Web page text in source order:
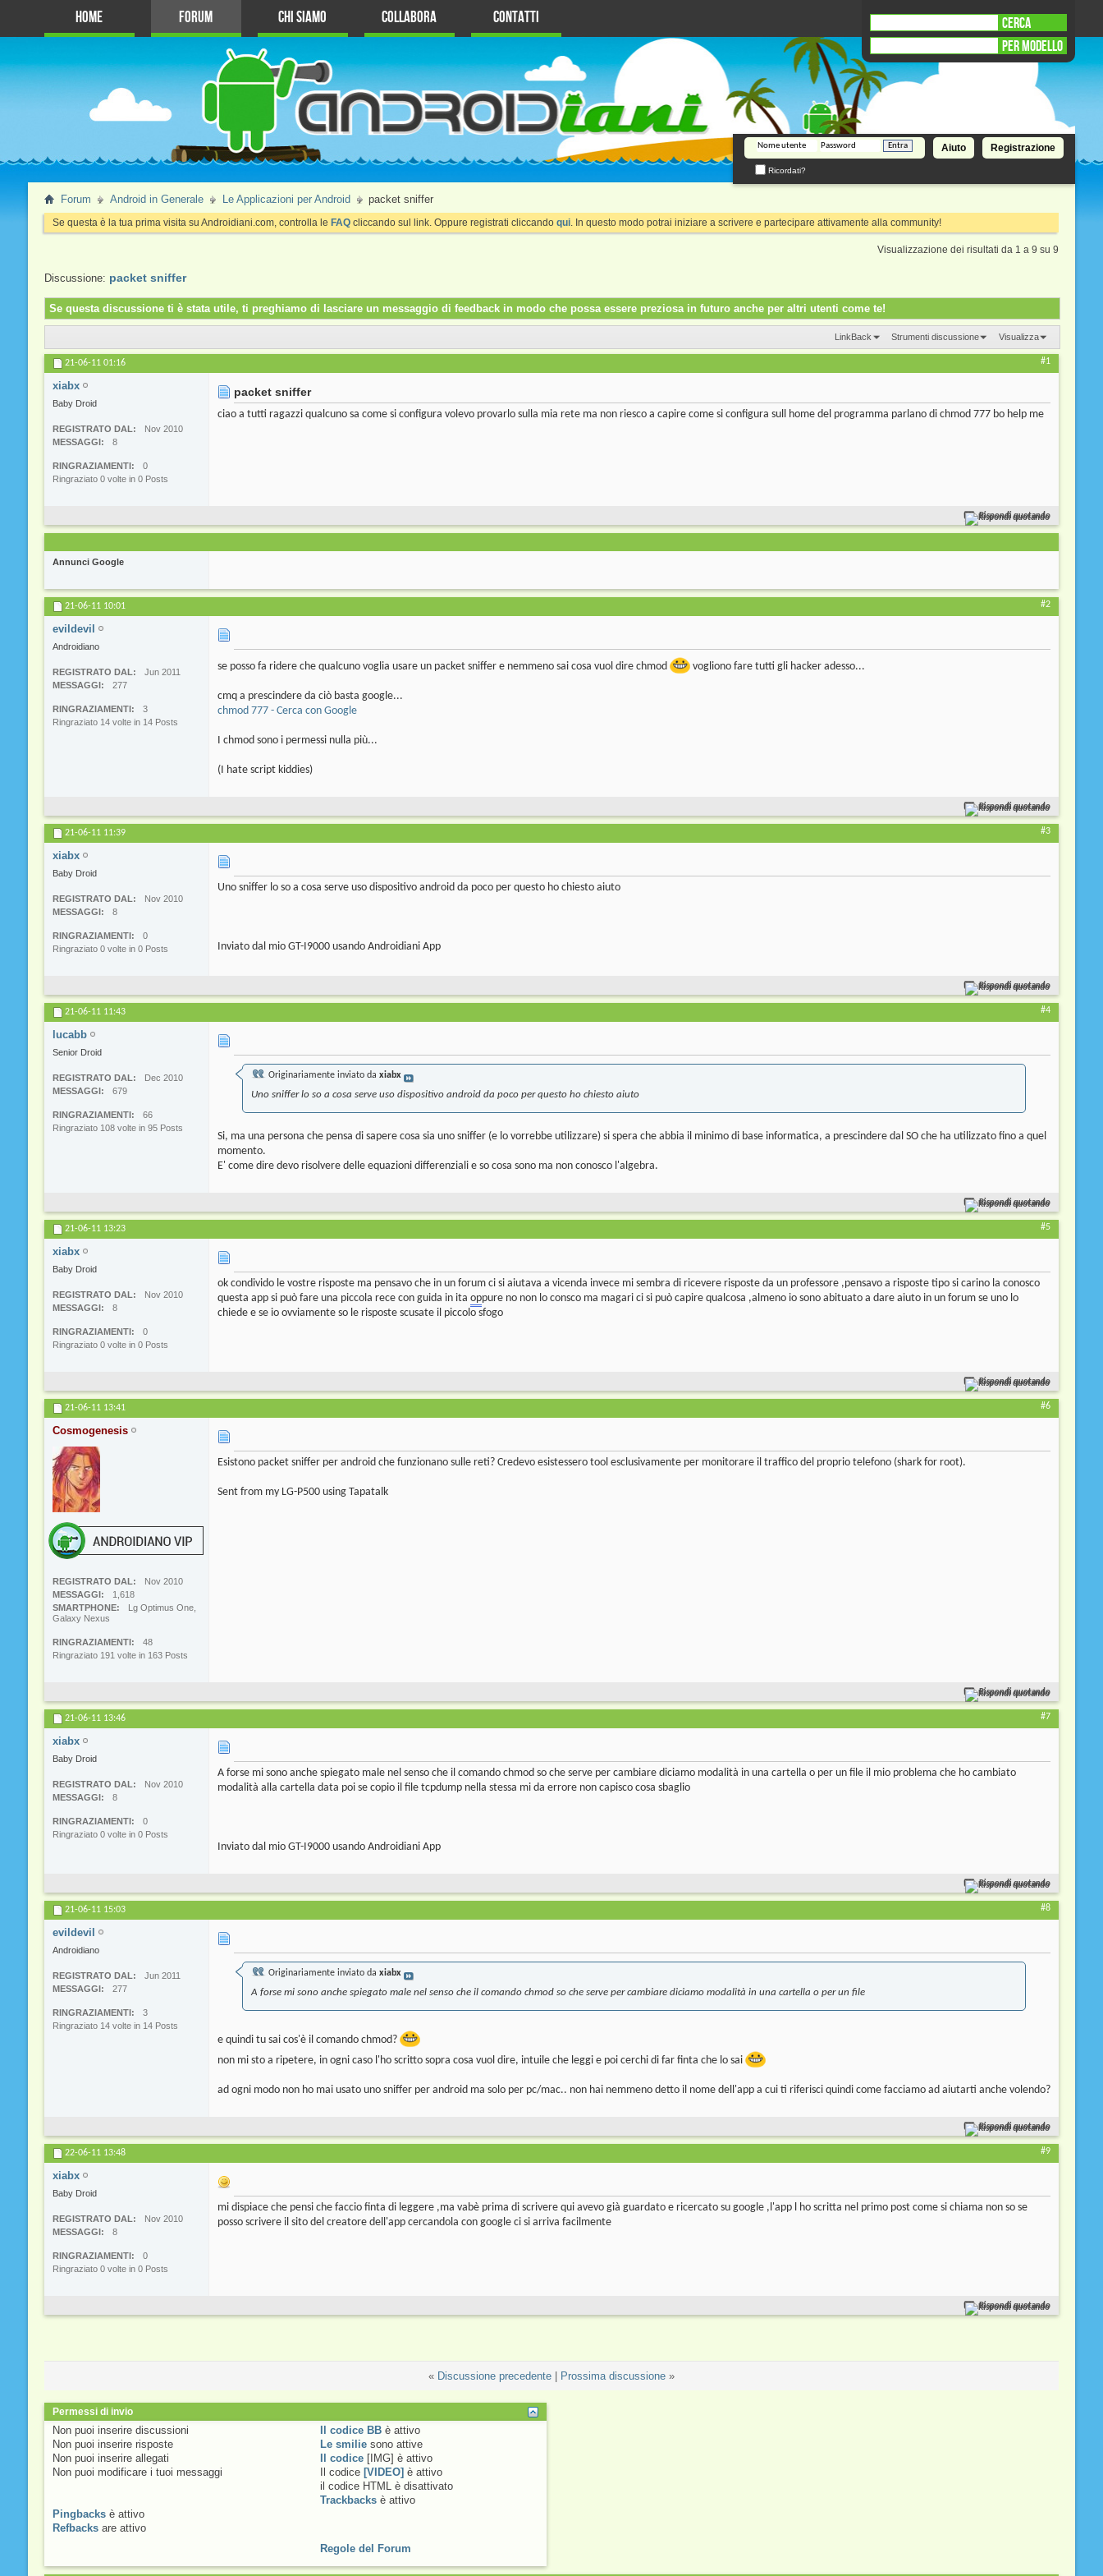
Home Forum Chi Siamo Collabora Contatti
CERCA
PER MODELLO
Registrazione
Aiuto
Ricordati?
Forum Android in Generale Le Applicazioni per Android packet sniffer
Se questa è la tua prima visita su Androidiani.com, controlla le FAQcliccando sul link. Oppure registrati cliccando qui. In questo modo potrai iniziare a scrivere e partecipare attivamente alla community!
Visualizzazione dei risultati da 1 a 9 su 9
Discussione: packet sniffer
Se questa discussione ti è stata utile, ti preghiamo di lasciare un messaggio di feedback in modo che possa essere preziosa in futuro anche per altri utenti come te!
LinkBack Strumenti discussione Visualizza
21-06-11 01:16 #1
xiabx
Baby Droid
REGISTRATO DAL
Nov 2010
MESSAGGI
8
RINGRAZIAMENTI
0
Ringraziato 0 volte in 0 Posts
packet sniffer
ciao a tutti ragazzi qualcuno sa come si configura volevo provarlo sulla mia rete ma non riesco a capire come si configura sull home del programma parlano di chmod 777 bo help me
Rispondi quotando
Annunci Google
21-06-11 10:01 #2
evildevil
Androidiano
REGISTRATO DAL
Jun 2011
MESSAGGI
277
RINGRAZIAMENTI
3
Ringraziato 14 volte in 14 Posts
se posso fa ridere che qualcuno voglia usare un packet sniffer e nemmeno sai cosa vuol dire chmod vogliono fare tutti gli hacker adesso...
cmq a prescindere da ciò basta google...
chmod 777 - Cerca con Google
I chmod sono i permessi nulla più...
(I hate script kiddies)
Rispondi quotando
21-06-11 11:39 #3
xiabx
Baby Droid
REGISTRATO DAL
Nov 2010
MESSAGGI
8
RINGRAZIAMENTI
0
Ringraziato 0 volte in 0 Posts
Uno sniffer lo so a cosa serve uso dispositivo android da poco per questo ho chiesto aiuto
Inviato dal mio GT-I9000 usando Androidiani App
Rispondi quotando
21-06-11 11:43 #4
lucabb
Senior Droid
REGISTRATO DAL
Dec 2010
MESSAGGI
679
RINGRAZIAMENTI
66
Ringraziato 108 volte in 95 Posts
Originariamente inviato da xiabx
Uno sniffer lo so a cosa serve uso dispositivo android da poco per questo ho chiesto aiuto
Si, ma una persona che pensa di sapere cosa sia uno sniffer (e lo vorrebbe utilizzare) si spera che abbia il minimo di base informatica, a prescindere dal SO che ha utilizzato fino a quel
momento.
E' come dire devo risolvere delle equazioni differenziali e so cosa sono ma non conosco l'algebra.
Rispondi quotando
21-06-11 13:23 #5
xiabx
Baby Droid
REGISTRATO DAL
Nov 2010
MESSAGGI
8
RINGRAZIAMENTI
0
Ringraziato 0 volte in 0 Posts
ok condivido le vostre risposte ma pensavo che in un forum ci si aiutava a vicenda invece mi sembra di ricevere risposte da un professore ,pensavo a risposte tipo si carino la conosco
questa app si può fare una piccola rece con guida in ita oppure no non lo consco ma magari ci si può capire qualcosa ,almeno io sono abituato a dare aiuto in un forum se uno lo
chiede e se io ovviamente so le risposte scusate il piccolo sfogo
Rispondi quotando
21-06-11 13:41 #6
Cosmogenesis
REGISTRATO DAL
Nov 2010
MESSAGGI
1,618
SMARTPHONE
Lg Optimus One,
Galaxy Nexus
RINGRAZIAMENTI
48
Ringraziato 191 volte in 163 Posts
Esistono packet sniffer per android che funzionano sulle reti? Credevo esistessero tool esclusivamente per monitorare il traffico del proprio telefono (shark for root).
Sent from my LG-P500 using Tapatalk
Rispondi quotando
21-06-11 13:46 #7
xiabx
Baby Droid
REGISTRATO DAL
Nov 2010
MESSAGGI
8
RINGRAZIAMENTI
0
Ringraziato 0 volte in 0 Posts
A forse mi sono anche spiegato male nel senso che il comando chmod so che serve per cambiare diciamo modalità in una cartella o per un file il mio problema che ho cambiato
modalità alla cartella data poi se copio il file tcpdump nella stessa mi da errore non capisco cosa sbaglio
Inviato dal mio GT-I9000 usando Androidiani App
Rispondi quotando
21-06-11 15:03 #8
evildevil
Androidiano
REGISTRATO DAL
Jun 2011
MESSAGGI
277
RINGRAZIAMENTI
3
Ringraziato 14 volte in 14 Posts
Originariamente inviato da xiabx
A forse mi sono anche spiegato male nel senso che il comando chmod so che serve per cambiare diciamo modalità in una cartella o per un file
e quindi tu sai cos'è il comando chmod?
non mi sto a ripetere, in ogni caso l'ho scritto sopra cosa vuol dire, intuile che leggi e poi cerchi di far finta che lo sai
ad ogni modo non ho mai usato uno sniffer per android ma solo per pc/mac.. non hai nemmeno detto il nome dell'app a cui ti riferisci quindi come facciamo ad aiutarti anche volendo?
Rispondi quotando
22-06-11 13:48 #9
xiabx
Baby Droid
REGISTRATO DAL
Nov 2010
MESSAGGI
8
RINGRAZIAMENTI
0
Ringraziato 0 volte in 0 Posts
mi dispiace che pensi che faccio finta di leggere ,ma vabè prima di scrivere qui avevo già guardato e ricercato su google ,l'app l ho scritta nel primo post come si chiama non so se
posso scrivere il sito del creatore dell'app cercandola con google ci si arriva facilmente
Rispondi quotando
« Discussione precedente| Prossima discussione »
Permessi di invio
Non puoi inserire discussioni
Non puoi inserire risposte
Non puoi inserire allegati
Non puoi modificare i tuoi messaggi
Il codice BBè attivo
Le smiliesono attive
Il codice[IMG] è attivo
Il codice [VIDEO]è attivo
il codice HTML è disattivato
Trackbacksè attivo
Pingbacksè attivo
Refbacksare attivo
Regole del Forum